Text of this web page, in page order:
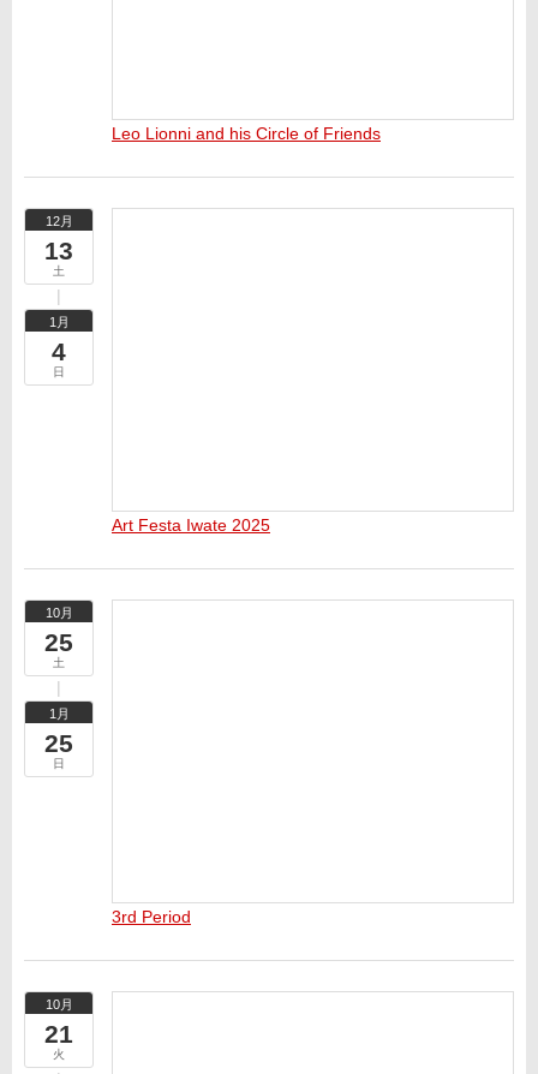
Leo Lionni and his Circle of Friends
12月
13
土
1月
4
日
Art Festa Iwate 2025
10月
25
土
1月
25
日
3rd Period
10月
21
火